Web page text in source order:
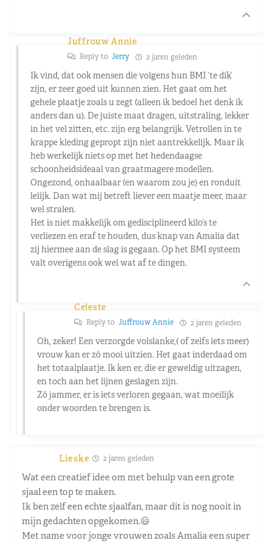
Juffrouw Annie
Reply to Jerry 2 jaren geleden
Ik vind, dat ook mensen die volgens hun BMI ’te dik’
zijn, er zeer goed uit kunnen zien. Het gaat om het
gehele plaatje zoals u zegt (alleen ik bedoel het denk ik
anders dan u). De juiste maat dragen, uitstraling, lekker
in het vel zitten, etc. zijn erg belangrijk. Vetrollen in te
krappe kleding gepropt zijn niet aantrekkelijk. Maar ik
heb werkelijk niets op met het hedendaagse
schoonheidsideaal van graatmagere modellen.
Ongezond, onhaalbaar (en waarom zou je) en ronduit
lelijk. Dan wat mij betreft liever een maatje meer, maar
wel stralen.
Het is niet makkelijk om gedisciplineerd kilo’s te
verliezen en eraf te houden, dus knap van Amalia dat
zij hiermee aan de slag is gegaan. Op het BMI systeem
valt overigens ook wel wat af te dingen.
Celeste
Reply to Juffrouw Annie 2 jaren geleden
Oh, zeker! Een verzorgde volslanke,( of zelfs iets meer)
vrouw kan er zó mooi uitzien. Het gaat inderdaad om
het totaalplaatje. Ik ken er, die er geweldig uitzagen,
en toch aan het lijnen geslagen zijn.
Zó jammer, er is iets verloren gegaan, wat moeilijk
onder woorden te brengen is.
Lieske 2 jaren geleden
Wat een creatief idee om met behulp van een grote
sjaal een top te maken.
Ik ben zelf een echte sjaalfan, maar dit is nog nooit in
mijn gedachten opgekomen.😃
Met name voor jonge vrouwen zoals Amalia een super